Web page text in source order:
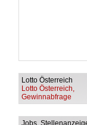
Lotto Österreich
Lotto Österreich,
Gewinnabfrage
Jobs,